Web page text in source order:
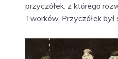
przyczółek, z którego
Tworków. Przyczółek był